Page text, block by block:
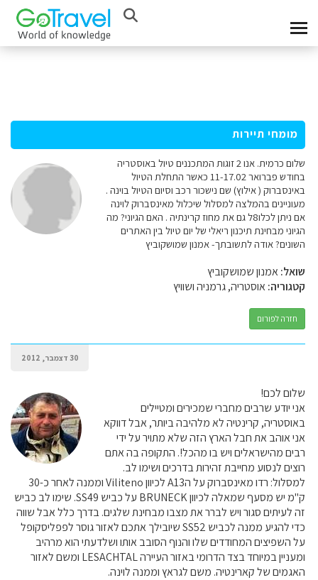
מומחי תיירות
שלום כרמית. אנו 2 זוגות המתכננים טיול באוסטריה
בחודש פברואר 11-17.02 כאשר התחלת הטיול
באינסברוק ( אילוץ) שם נישכור רכב וסיום הטיול בוינה .
מעוניינים בהמלצה למסלול שיכלול מאינסברוק לוינה
אם ניתן לכלו8ל גם את מחוז קרינתיה . האם הגיוני? מה
הגיוני מבחינת תיכנון ריאלי של יום טיול בין האתרים
השונים? אודה לתשובתך- אמנון שמושקוביץ
שואל:אמנון שמושקוביץ
קטגוריה:אוסטריה, גרמניה ושוויץ
חזרה לפורום
30 דצמבר, 2012
שלום לכם!
אני יודע שרבים מחברי שמכירים ומטיילים
באוסטריה, קרינטיה לא מלהיבה ביותר, אבל דווקא
אני אוהב את חבל הארץ הזה שלא מתויר על ידי
רבים מהישראלים ויש בו מהכל!. התקופה בה אתם
רוצים לנסוע מחייבת זהירות בדרכים ושימו לב.
למסלול: רדו מאינסברוק על הA13 לכיוון Viliteno וממנה לאחר כ-30
ק"מ יש מסעף שמאלה לכיוון BRUNECK על כביש SS49. שימו לב כביש
זה לעיתים סגור ויש לברר את מצבו מבחינת שלגים. בדרך כלל אבל שווה
כדי להגיע ממנה לכביש SS52 שיובילך אתכם לאזור גוסר לפפליסקופל
על השפיצים המחודדים שלו והנוף הסובב אותו ושלדעתי הוא מרהיב
ומעניין במיוחד בצד הדרומי באזור העיירה LESACHTAL ומשם לאזור
האגמים של קארינטיה. משם לגראץ וממנה לוינה.